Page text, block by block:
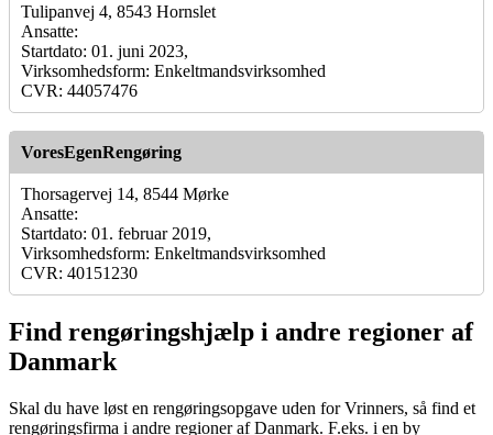
Tulipanvej 4, 8543 Hornslet
Ansatte:
Startdato: 01. juni 2023,
Virksomhedsform: Enkeltmandsvirksomhed
CVR: 44057476
VoresEgenRengøring
Thorsagervej 14, 8544 Mørke
Ansatte:
Startdato: 01. februar 2019,
Virksomhedsform: Enkeltmandsvirksomhed
CVR: 40151230
Find rengøringshjælp i andre regioner af
Danmark
Skal du have løst en rengøringsopgave uden for Vrinners, så find et
rengøringsfirma i andre regioner af Danmark. F.eks. i en by